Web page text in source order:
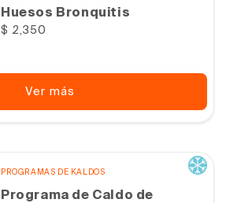
Huesos Bronquitis
Precio
$ 2,350
Ver más
PROGRAMAS DE KALDOS
Programa de Caldo de